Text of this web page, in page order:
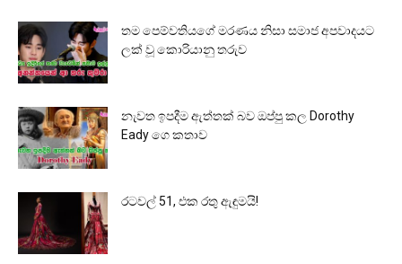
තම පෙම්වතියගේ මරණය නිසා සමාජ අපවාදයට
ලක් වූ කොරියානු තරුව
නැවත ඉපදීම ඇත්තක් බව ඔප්පු කල Dorothy
Eady ගෙ කතාව
රටවල් 51, එක රතු ඇඳුමයි!